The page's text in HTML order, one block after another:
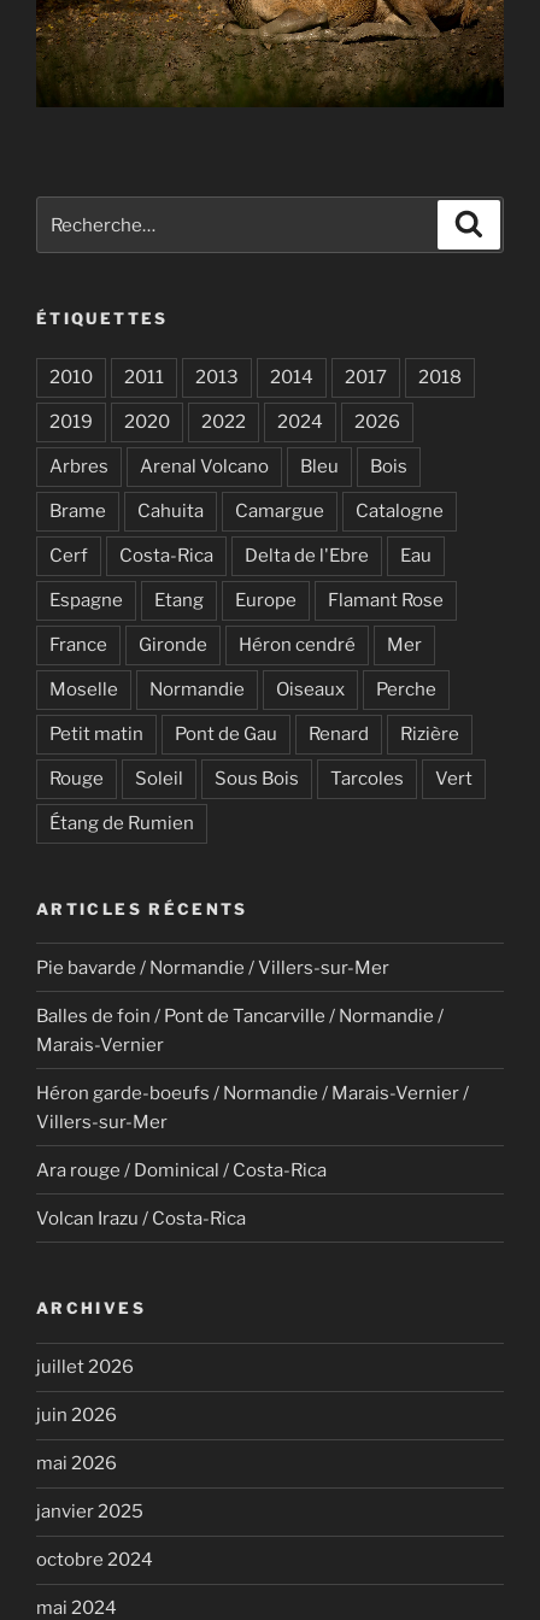
ÉTIQUETTES
2010 2011 2013 2014 2017 2018
2019 2020 2022 2024 2026
Arbres Arenal Volcano Bleu Bois
Brame Cahuita Camargue Catalogne
Cerf Costa-Rica Delta de l'Ebre Eau
Espagne Etang Europe Flamant Rose
France Gironde Héron cendré Mer
Moselle Normandie Oiseaux Perche
Petit matin Pont de Gau Renard Rizière
Rouge Soleil Sous Bois Tarcoles Vert
Étang de Rumien
ARTICLES RÉCENTS
Pie bavarde / Normandie / Villers-sur-Mer
Balles de foin / Pont de Tancarville / Normandie /
Marais-Vernier
Héron garde-boeufs / Normandie / Marais-Vernier /
Villers-sur-Mer
Ara rouge / Dominical / Costa-Rica
Volcan Irazu / Costa-Rica
ARCHIVES
juillet 2026
juin 2026
mai 2026
janvier 2025
octobre 2024
mai 2024